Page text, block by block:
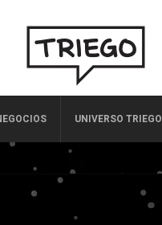
UNIVERSO TRIEGO